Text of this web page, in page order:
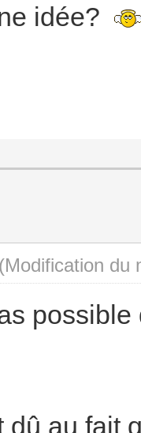
idée?
(Modification du
dû au fait